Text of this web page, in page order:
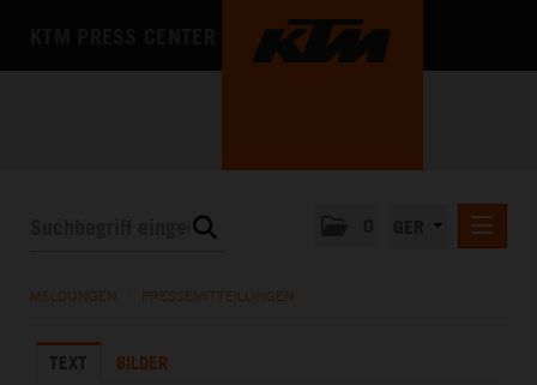
MEDIA
MELDUNGEN PRESSEMITTEILUNGEN
TEXT BILDER